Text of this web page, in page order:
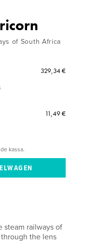
of South Africa
329,34 €
11,49 €
kassa.
steam railways of
the lens